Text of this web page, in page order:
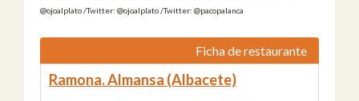
@ojoalplato /Twitter: @ojoalplato /Twitter: @pacopalanca
Ficha de restaurante
Ramona. Almansa (Albacete)